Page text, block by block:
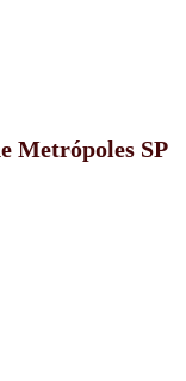
Metrópoles SP